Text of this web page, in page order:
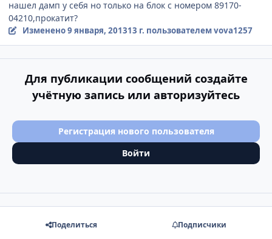
нашел дамп у себя но только на блок с номером 89170-
04210,прокатит?
Изменено9 января, 201313 г. пользователем vova1257
Для публикации сообщений создайте
учётную запись или авторизуйтесь
Регистрация нового пользователя
Войти
Поделиться Подписчики